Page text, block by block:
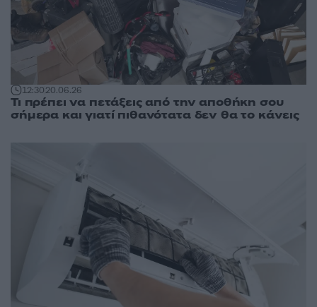
12:3020.06.26
Τι πρέπει να πετάξεις από την αποθήκη σου
σήμερα και γιατί πιθανότατα δεν θα το κάνεις